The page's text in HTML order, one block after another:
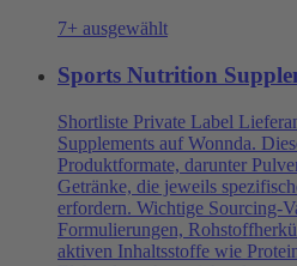
7+ ausgewählt
Sports Nutrition
Shortliste Private Label
Supplements auf Wonnda.
Produktformate, darunter
Getränke, die jeweils
erfordern. Wichtige Sourcing-
Formulierungen,
aktiven Inhaltsstoffe wie